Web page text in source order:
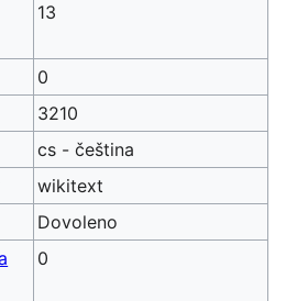
13
0
3210
cs - čeština
wikitext
Dovoleno
0